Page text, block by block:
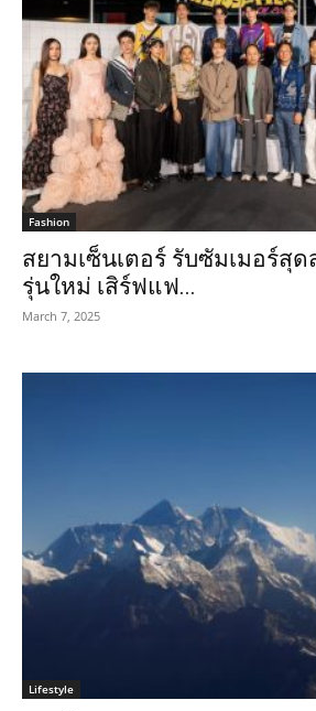
Fashion
สยามเซ็นเตอร์ รับซัมเมอร์สุ
รุ่นใหม่ เสิร์ฟแฟ...
March 7, 2025
Lifestyle